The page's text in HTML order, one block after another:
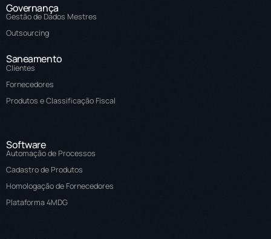
Governança
Gestão de Dados Mestres
Outsourcing
Saneamento
Clientes
Fornecedores
Produtos e Classificação Fiscal
Software
Automação de Processos
Cadastro de Produtos
Homologação de Fornecedores
Plataforma 4MDG